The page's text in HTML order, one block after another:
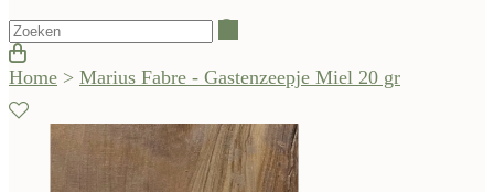
Home > Marius Fabre - Gastenzeepje Miel 20 gr